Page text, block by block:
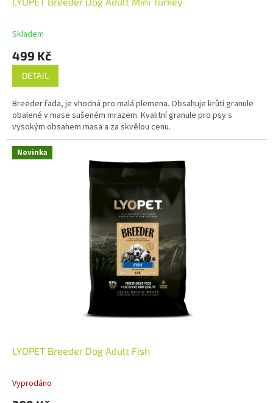
Skladem
499 Kč
DETAIL
Breeder řada, je vhodná pro malá plemena. Obsahuje krůtí granule
obalené v mase sušeném mrazem. Kvalitní granule pro psy s
vysokým obsahem masa a za skvělou cenu.
Novinka
LYOPET Breeder Dog Adult Fish
Vyprodáno